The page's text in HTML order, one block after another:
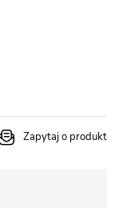
Zapytaj o produkt